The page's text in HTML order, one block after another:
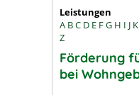
Leistungen
A BC D E FG H I J K
Z
Förderung
bei